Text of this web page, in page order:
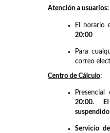
Atención a usuarios:
El horario
20:00
Para
correo
Centro de Cálculo:
Presencial
20:00.
Servicio de